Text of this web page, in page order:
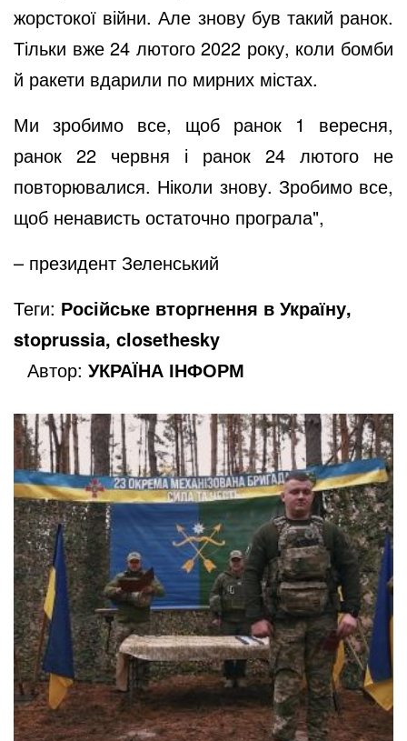
o
жорстокої війни. Але знову був такий ранок.
Тільки вже 24 лютого 2022 року, коли бомби
й ракети вдарили по мирних містах.
Ми зробимо все, щоб ранок 1 вересня,
ранок 22 червня і ранок 24 лютого не
повторювалися. Ніколи знову. Зробимо все,
щоб ненависть остаточно програла",
– президент Зеленський
Теги: Російське вторгнення в Україну,
stoprussia, closethesky
Автор: УКРАЇНА ІНФОРМ